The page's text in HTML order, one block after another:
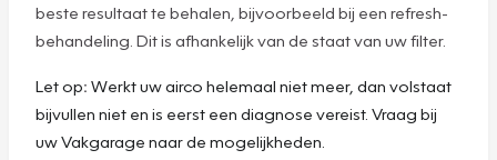
beste resultaat te behalen, bijvoorbeeld bij een refresh-
behandeling. Dit is afhankelijk van de staat van uw filter.
Let op: Werkt uw airco helemaal niet meer, dan volstaat
bijvullen niet en is eerst een diagnose vereist. Vraag bij
uw Vakgarage naar de mogelijkheden.